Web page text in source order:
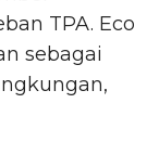
TPA. Eco
sebagai